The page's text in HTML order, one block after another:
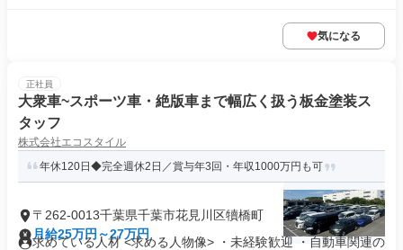
気になる
正社員
大衆車~スポーツ車・絶版車まで幅広く扱う板金塗装ス
タッフ
株式会社エコスタイル
年休120日◆完全週休2日／賞与年3回・年収1000万円も可
〒262-0013千葉県千葉市花見川区犢橋町
月給25万円～27万円
求めている人材 <求める人物像> ・未経験歓迎 ・自動車関連の